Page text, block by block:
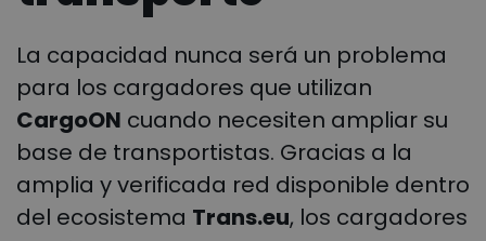
La capacidad nunca será un problema
para los cargadores que utilizan
CargoON cuando necesiten ampliar su
base de transportistas. Gracias a la
amplia y verificada red disponible dentro
del ecosistema Trans.eu, los cargadores